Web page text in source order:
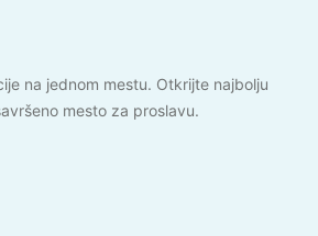
na jednom mestu. Otkrijte najbolju
mesto za proslavu.